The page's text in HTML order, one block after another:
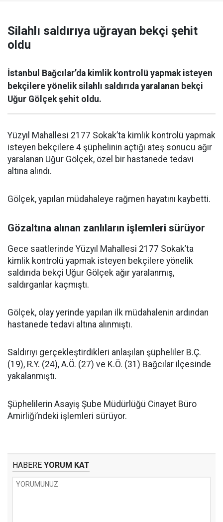
Silahlı saldırıya uğrayan bekçi şehit
oldu
İstanbul Bağcılar’da kimlik kontrolü yapmak isteyen
bekçilere yönelik silahlı saldırıda yaralanan bekçi
Uğur Gölçek şehit oldu.
Yüzyıl Mahallesi 2177 Sokak’ta kimlik kontrolü yapmak
isteyen bekçilere 4 şüphelinin açtığı ateş sonucu ağır
yaralanan Uğur Gölçek, özel bir hastanede tedavi
altına alındı.
Gölçek, yapılan müdahaleye rağmen hayatını kaybetti.
Gözaltına alınan zanlıların işlemleri sürüyor
Gece saatlerinde Yüzyıl Mahallesi 2177 Sokak’ta
kimlik kontrolü yapmak isteyen bekçilere yönelik
saldırıda bekçi Uğur Gölçek ağır yaralanmış,
saldırganlar kaçmıştı.
Gölçek, olay yerinde yapılan ilk müdahalenin ardından
hastanede tedavi altına alınmıştı.
Saldırıyı gerçekleştirdikleri anlaşılan şüpheliler B.Ç.
(19), R.Y. (24), A.Ö. (27) ve K.Ö. (31) Bağcılar ilçesinde
yakalanmıştı.
Şüphelilerin Asayiş Şube Müdürlüğü Cinayet Büro
Amirliği’ndeki işlemleri sürüyor.
HABERE YORUM KAT